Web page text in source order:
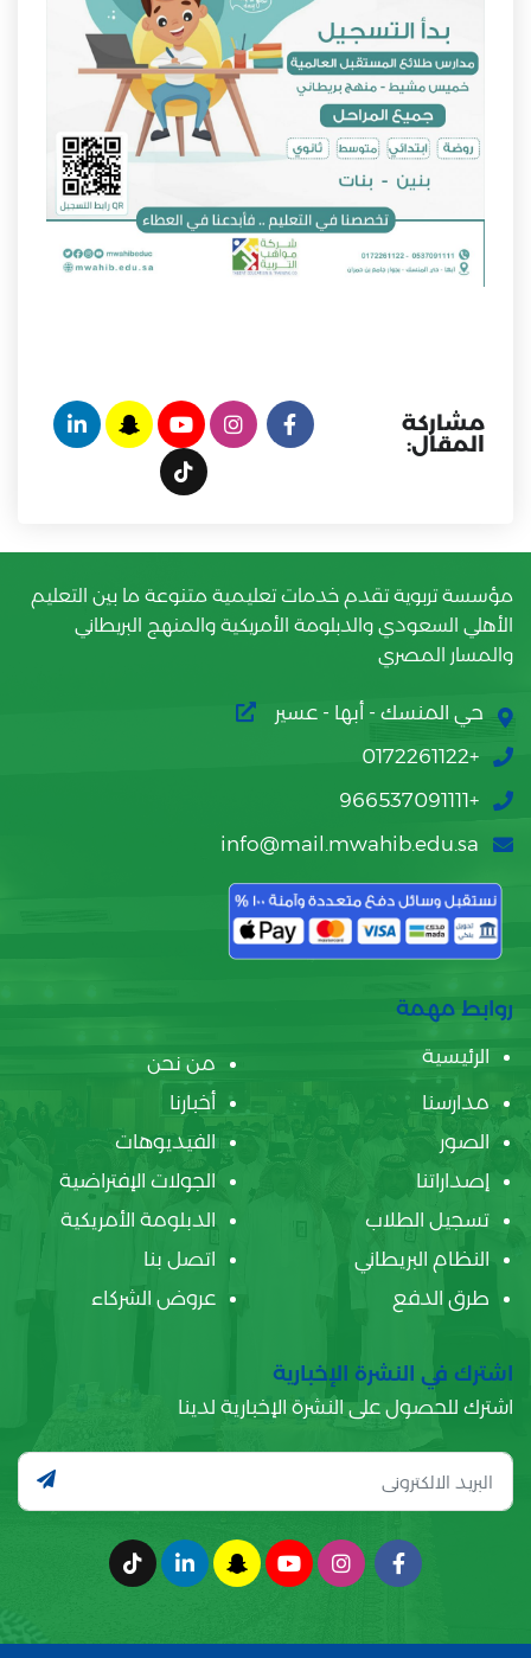
مشاركة
المقال:
مؤسسة تربوية تقدم خدمات تعليمية متنوعة ما بين التعليم
الأهلي السعودي والدبلومة الأمريكية والمنهج البريطاني
والمسار المصري
حي المنسك - أبها - عسير
+0172261122
+966537091111
info@mail.mwahib.edu.sa
روابط مهمة
الرئيسية
من نحن
مدارسنا
أخبارنا
الصور
الفيديوهات
إصداراتنا
الجولات الإفتراضية
تسجيل الطلاب
الدبلومة الأمريكية
النظام البريطاني
اتصل بنا
طرق الدفع
عروض الشركاء
اشترك في النشرة الإخبارية
اشترك للحصول على النشرة الإخبارية لدينا